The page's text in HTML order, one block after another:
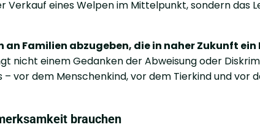
Verkauf eines Welpen im Mittelpunkt, sondern das
an Familien abzugeben, die in naher Zukunft
nicht einem Gedanken der Abweisung oder
– vor dem Menschenkind, vor dem Tierkind und vor
brauchen